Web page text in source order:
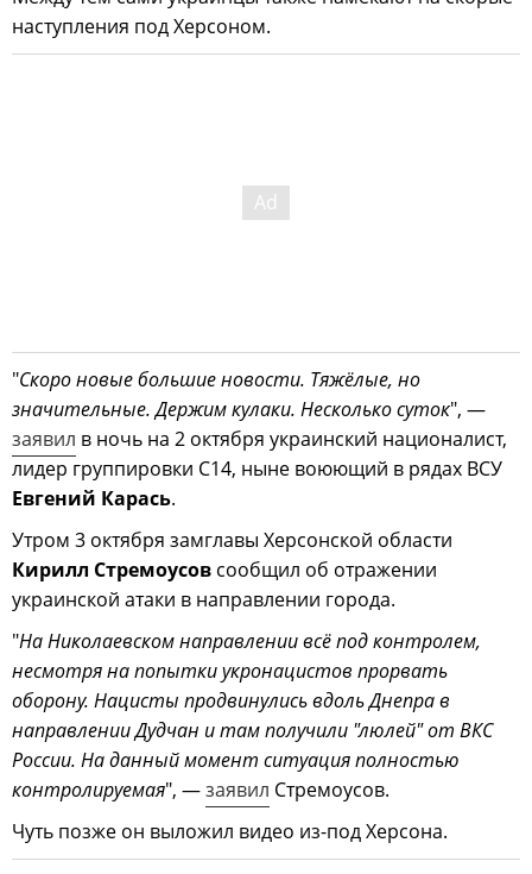
наступления под Херсоном.
"Скоро новые большие новости. Тяжёлые, но
значительные. Держим кулаки. Несколько суток", —
заявил в ночь на 2 октября украинский националист,
лидер группировки С14, ныне воюющий в рядах ВСУ
Евгений Карась.
Утром 3 октября замглавы Херсонской области
Кирилл Стремоусов сообщил об отражении
украинской атаки в направлении города.
"На Николаевском направлении всё под контролем,
несмотря на попытки укронацистов прорвать
оборону. Нацисты продвинулись вдоль Днепра в
направлении Дудчан и там получили "люлей" от ВКС
России. На данный момент ситуация полностью
контролируемая", —заявил Стремоусов.
Чуть позже он выложил видео из-под Херсона.